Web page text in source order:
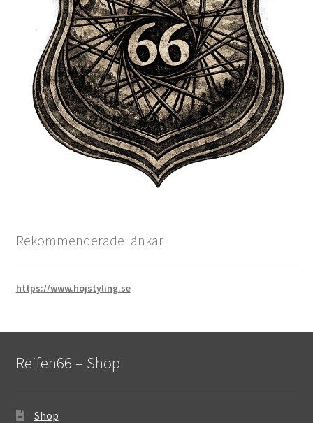
Rekommenderade länkar
https://www.hojstyling.se
Reifen66 – Shop
Shop